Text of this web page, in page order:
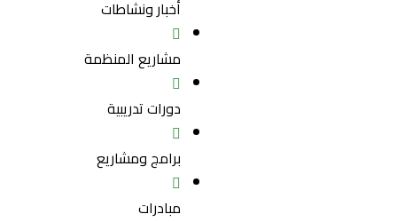
أخبار ونشاطات
مشاريع المنظمة
دورات تدريبية
برامج ومشاريع
مبادرات